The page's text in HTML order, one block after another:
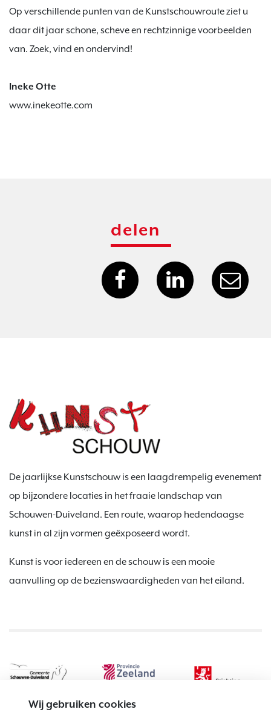
Op verschillende punten van de Kunstschouwroute ziet u
daar dit jaar schone, scheve en rechtzinnige voorbeelden
van. Zoek, vind en ondervind!
www.inekeotte.com
delen
Wij gebruiken cookies
De jaarlijkse Kunstschouw is een laagdrempelig evenement
op bijzondere locaties in het fraaie landschap van
Schouwen-Duiveland. Een route, waarop hedendaagse
kunst in al zijn vormen geëxposeerd wordt.
Kunst is voor iedereen en de schouw is een mooie
aanvulling op de bezienswaardigheden van het eiland.